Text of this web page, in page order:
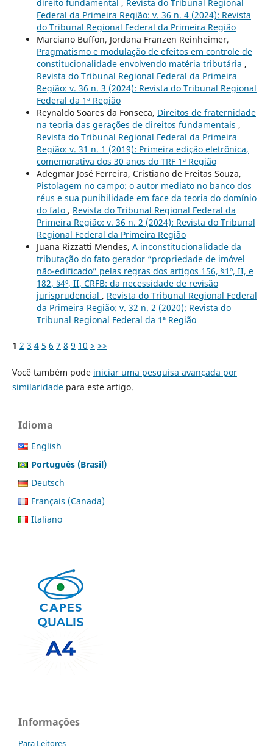
direito fundamental , Revista do Tribunal Regional
Federal da Primeira Região: v. 36 n. 4 (2024): Revista
do Tribunal Regional Federal da Primeira Região
Marciano Buffon, Jordana Franzen Reinheimer,
Pragmatismo e modulação de efeitos em controle de
constitucionalidade envolvendo matéria tributária ,
Revista do Tribunal Regional Federal da Primeira
Região: v. 36 n. 3 (2024): Revista do Tribunal Regional
Federal da 1ª Região
Reynaldo Soares da Fonseca, Direitos de fraternidade
na teoria das gerações de direitos fundamentais ,
Revista do Tribunal Regional Federal da Primeira
Região: v. 31 n. 1 (2019): Primeira edição eletrônica,
comemorativa dos 30 anos do TRF 1ª Região
Adegmar José Ferreira, Cristiano de Freitas Souza,
Pistolagem no campo: o autor mediato no banco dos
réus e sua punibilidade em face da teoria do domínio
do fato , Revista do Tribunal Regional Federal da
Primeira Região: v. 36 n. 2 (2024): Revista do Tribunal
Regional Federal da Primeira Região
Juana Rizzatti Mendes, A inconstitucionalidade da
tributação do fato gerador “propriedade de imóvel
não-edificado” pelas regras dos artigos 156, §1º, II, e
182, §4º, II, CRFB: da necessidade de revisão
jurisprudencial , Revista do Tribunal Regional Federal
da Primeira Região: v. 32 n. 2 (2020): Revista do
Tribunal Regional Federal da 1ª Região
1 2 3 4 5 6 7 8 9 10 > >>
Você também pode iniciar uma pesquisa avançada por
similaridadepara este artigo.
Idioma
English
Português (Brasil)
Deutsch
Français (Canada)
Italiano
Informações
Para Leitores